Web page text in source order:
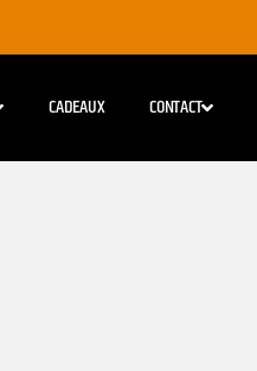
CADEAUX CONTACT